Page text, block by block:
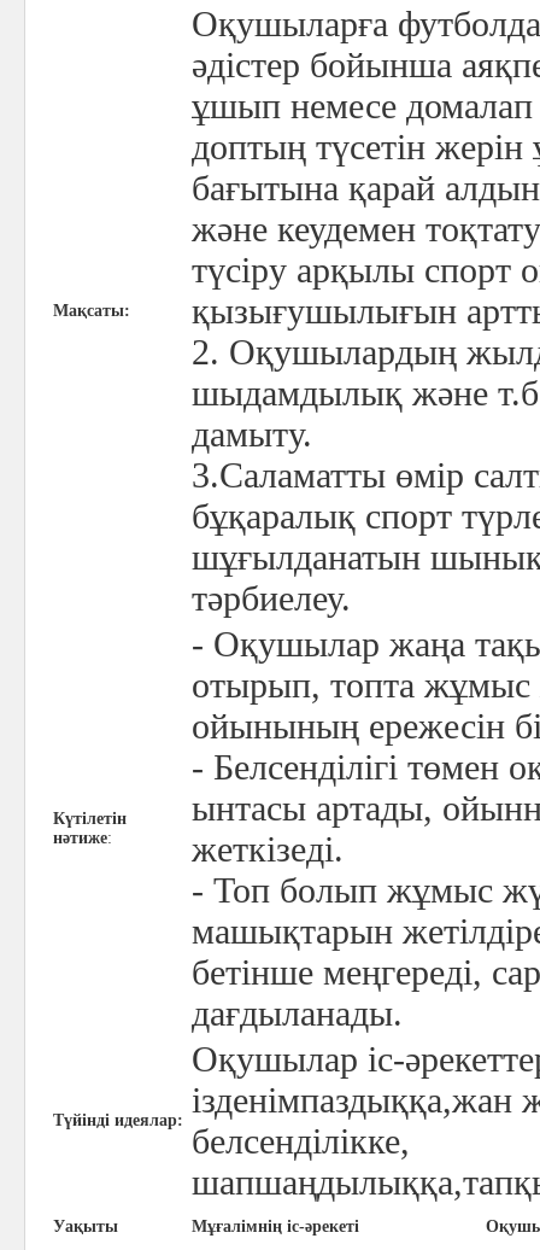
Мақсаты:
Оқушыларға
әдістер бойынша
ұшып немесе домалап
доптың түсетін
бағытына қарай
және кеудемен
түсіру арқылы спорт
қызығушылығын
2. Оқушылардың
шыдамдылық және т.б.
дамыту.
3.Саламатты өмір
бұқаралық спорт
шұғылданатын
тәрбиелеу.
Күтілетін
нәтиже:
- Оқушылар жаңа
отырып, топта
ойынының ережесін
- Белсенділігі төмен
ынтасы артады,
жеткізеді.
- Топ болып жұмыс
машықтарын
бетінше меңгереді,
дағдыланады.
Түйінді идеялар:
Оқушылар іс-
ізденімпаздыққа,жан
белсенділікке,
Уақыты Мұғалімнің іс-әрекеті